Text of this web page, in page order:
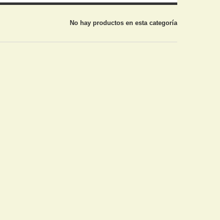
No hay productos en esta categoría